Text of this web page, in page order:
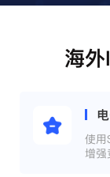
海
使
增强